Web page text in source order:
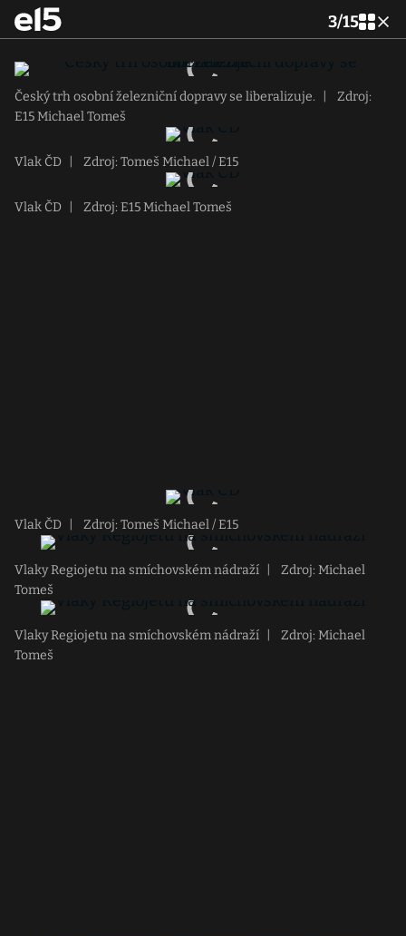
3/15
Český trh osobní železniční dopravy se liberalizuje.
Zdroj:
E15 Michael Tomeš
Vlak ČD Zdroj: Tomeš Michael / E15
Vlak ČD Zdroj: E15 Michael Tomeš
Vlak ČD Zdroj: Tomeš Michael / E15
Vlaky Regiojetu na smíchovském nádraží
Zdroj: Michael
Tomeš
Vlaky Regiojetu na smíchovském nádraží
Zdroj: Michael
Tomeš